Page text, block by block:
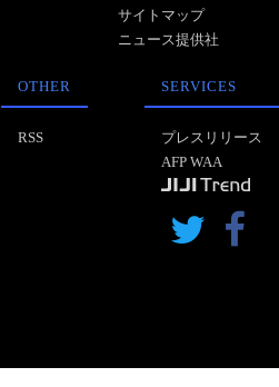
サイトマップ
ニュース提供社
OTHER
RSS
SERVICES
プレスリリース
AFP WAA